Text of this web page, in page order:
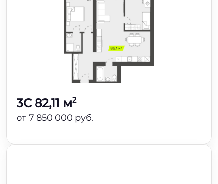
3C 82,11 м2
от 7 850 000 руб.